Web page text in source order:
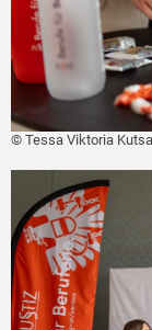
© Tessa Viktoria